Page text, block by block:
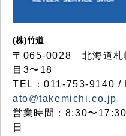
(株)竹道
〒065-0028 北海道札
目3〜18
TEL：011-753-9140 /
ato@takemichi.co.jp
営業時間：8:30〜
日